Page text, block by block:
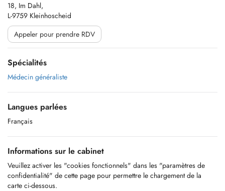
18, Im Dahl,
L-9759 Kleinhoscheid
Appeler pour prendre RDV
Spécialités
Médecin généraliste
Langues parlées
Français
Informations sur le cabinet
Veuillez activer les "cookies fonctionnels" dans les "paramètres de
confidentialité" de cette page pour permettre le chargement de la
carte ci-dessous.